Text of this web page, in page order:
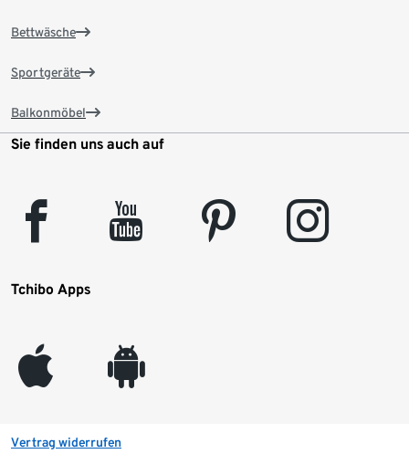
Bettwäsche
Sportgeräte
Balkonmöbel
Sie finden uns auch auf
facebook youtube pinterest instagram
Tchibo Apps
appleinc android
Vertrag widerrufen